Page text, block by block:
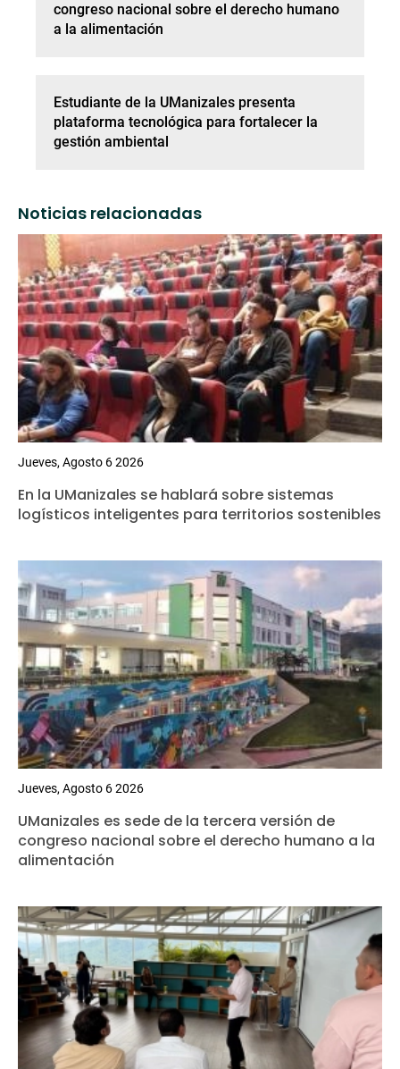
congreso nacional sobre el derecho humano
a la alimentación
Estudiante de la UManizales presenta
plataforma tecnológica para fortalecer la
gestión ambiental
Noticias relacionadas
Jueves, Agosto 6 2026
En la UManizales se hablará sobre sistemas
logísticos inteligentes para territorios sostenibles
Jueves, Agosto 6 2026
UManizales es sede de la tercera versión de
congreso nacional sobre el derecho humano a la
alimentación